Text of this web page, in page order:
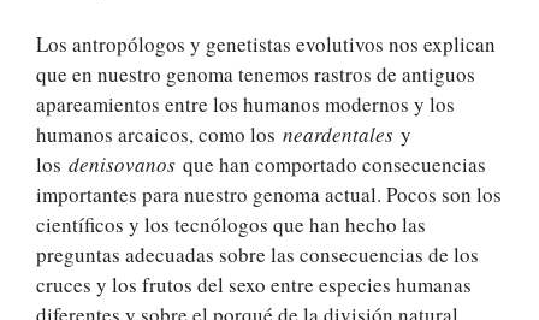
Los antropólogos y genetistas evolutivos nos explican
que en nuestro genoma tenemos rastros de antiguos
apareamientos entre los humanos modernos y los
humanos arcaicos, como los neardentales y
los denisovanos que han comportado consecuencias
importantes para nuestro genoma actual. Pocos son los
científicos y los tecnólogos que han hecho las
preguntas adecuadas sobre las consecuencias de los
cruces y los frutos del sexo entre especies humanas